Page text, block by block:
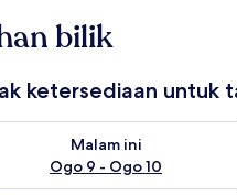
bilik
ketersediaan untuk
Malam ini
Ogo 9 - Ogo 10
ketersediaan untuk malam